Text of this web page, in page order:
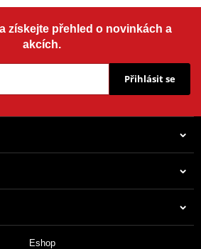
získejte přehled o novinkách a
akcích.
Přihlásit se
Eshop